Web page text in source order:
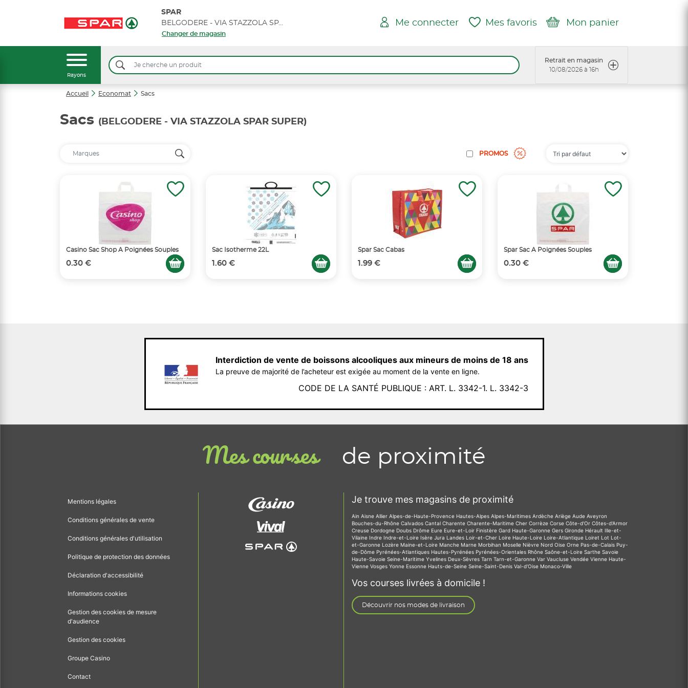
SPAR
BELGODERE - VIA STAZZOLA SPAR SUPER
Changer de magasin
Me connecter Mes favoris Mon panier
Rayons
Retrait en magasin
10/08/2026 à 16h
Accueil Economat Sacs
Sacs (BELGODERE - VIA STAZZOLA SPAR SUPER)
PROMOS
Casino Sac Shop A Poignées Souples
0.30 €
Sac Isotherme 22L
1.60 €
Spar Sac Cabas
1.99 €
Spar Sac A Poignées Souples
0.30 €
Interdiction de vente de boissons alcooliques aux mineurs de moins de 18 ans
La preuve de majorité de l’acheteur est exigée au moment de la vente en ligne.
CODE DE LA SANTÉ PUBLIQUE : ART. L. 3342-1. L. 3342-3
Mes courses de proximité
Mentions légales
Conditions générales de vente
Conditions générales d'utilisation
Politique de protection des données
Déclaration d'accessibilité
Informations cookies
Gestion des cookies de mesure
d'audience
Gestion des cookies
Groupe Casino
Contact
Je trouve mes magasins de proximité
Ain Aisne Allier Alpes-de-Haute-Provence Hautes-Alpes Alpes-Maritimes Ardèche Ariège Aude Aveyron
Bouches-du-Rhône Calvados Cantal Charente Charente-Maritime Cher Corrèze Corse Côte-d'Or Côtes-d'Armor
Creuse Dordogne Doubs Drôme Eure Eure-et-Loir Finistère Gard Haute-Garonne Gers Gironde Hérault Ille-et-
Vilaine Indre Indre-et-Loire Isère Jura Landes Loir-et-Cher Loire Haute-Loire Loire-Atlantique Loiret Lot Lot-
et-Garonne Lozère Maine-et-Loire Manche Marne Morbihan Moselle Nièvre Nord Oise Orne Pas-de-Calais Puy-
de-Dôme Pyrénées-Atlantiques Hautes-Pyrénées Pyrénées-Orientales Rhône Saône-et-Loire Sarthe Savoie
Haute-Savoie Seine-Maritime Yvelines Deux-Sèvres Tarn Tarn-et-Garonne Var Vaucluse Vendée Vienne Haute-
Vienne Vosges Yonne Essonne Hauts-de-Seine Seine-Saint-Denis Val-d'Oise Monaco-Ville
Vos courses livrées à domicile !
Découvrir nos modes de livraison